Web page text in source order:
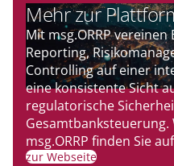
Mehr zur
Mit msg.ORRP
Reporting,
Controlling auf einer
eine konsistente Sicht
regulatorische
msg.ORRP finden Sie
zur Webseite